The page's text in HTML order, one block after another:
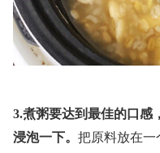
3.煮粥要达到最佳的口感
浸泡一下。 把原料放在一